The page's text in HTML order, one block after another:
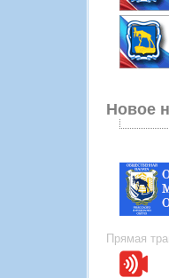
Новое
Прямая